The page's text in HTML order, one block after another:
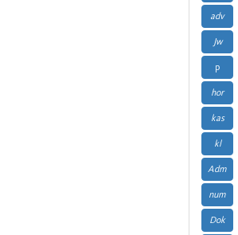
adv
Jw
p
hor
kas
kl
Adm
num
Dok